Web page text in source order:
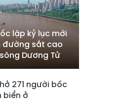
lập kỷ lục mới
đường sắt cao
Dương Tử
271 người bốc
biển ở